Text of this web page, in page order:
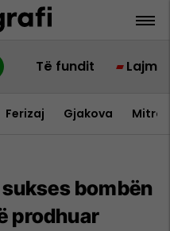
Të fundit Lajme
Ferizaj Gjakova
bombën
prodhuar